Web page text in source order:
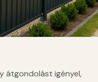
átgondolást igényel,